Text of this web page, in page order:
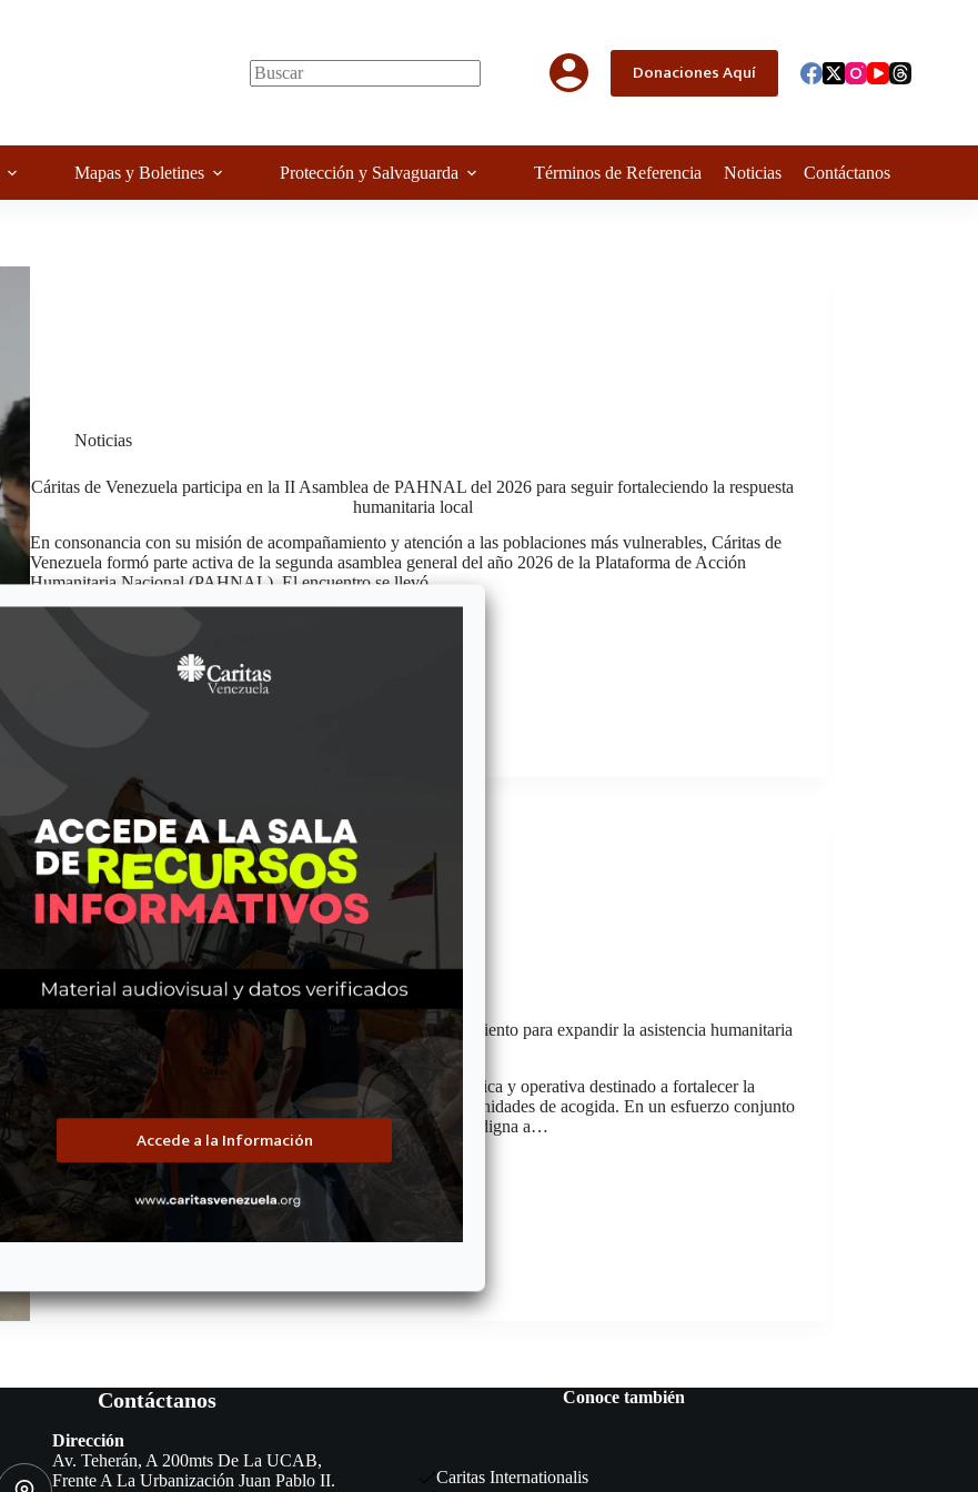
Accede a la Información
Donaciones Aquí
Mapas y Boletines Protección y Salvaguarda Términos de Referencia Noticias Contáctanos
Noticias
Cáritas de Venezuela participa en la II Asamblea de PAHNAL del 2026 para seguir fortaleciendo la respuesta
humanitaria local
En consonancia con su misión de acompañamiento y atención a las poblaciones más vulnerables, Cáritas de
Venezuela formó parte activa de la segunda asamblea general del año 2026 de la Plataforma de Acción
Humanitaria Nacional (PAHNAL). El encuentro se llevó…
Maria Eva Lobo
mayo 20, 2026
Noticias
OIM y Cáritas de Venezuela suscriben Memorando de Entendimiento para expandir la asistencia humanitaria
integral
Ambas organizaciones consolidan un marco de cooperación técnica y operativa destinado a fortalecer la
protección de migrantes, retornados, personas en tránsito y comunidades de acogida. En un esfuerzo conjunto
por optimizar la respuesta humanitaria y garantizar una atención digna a…
Maria Eva Lobo
mayo 19, 2026
Contáctanos
Dirección
Av. Teherán, A 200mts De La UCAB,
Frente A La Urbanización Juan Pablo II.
Conoce también
Caritas Internationalis